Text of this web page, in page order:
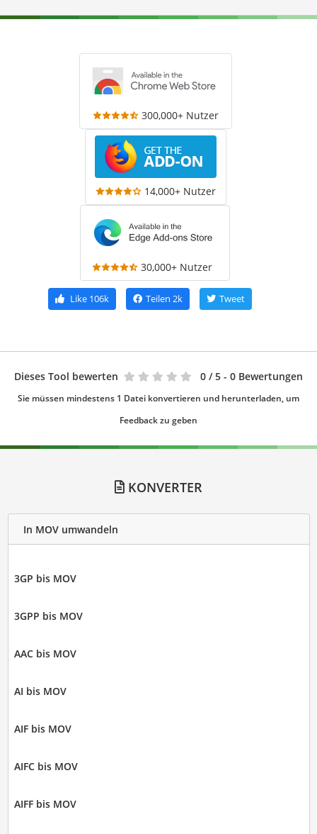
300,000+ Nutzer
14,000+ Nutzer
30,000+ Nutzer
Like 106k Teilen 2k Tweet
Dieses Tool bewerten 0 / 5 - 0 Bewertungen
Sie müssen mindestens 1 Datei konvertieren und herunterladen, um
Feedback zu geben
KONVERTER
In MOV umwandeln
3GP bis MOV
3GPP bis MOV
AAC bis MOV
AI bis MOV
AIF bis MOV
AIFC bis MOV
AIFF bis MOV